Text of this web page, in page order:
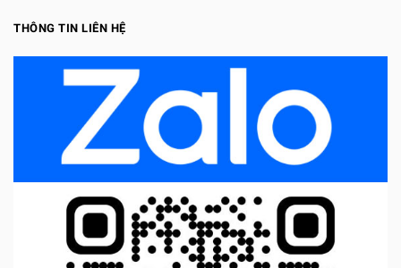
THÔNG TIN LIÊN HỆ